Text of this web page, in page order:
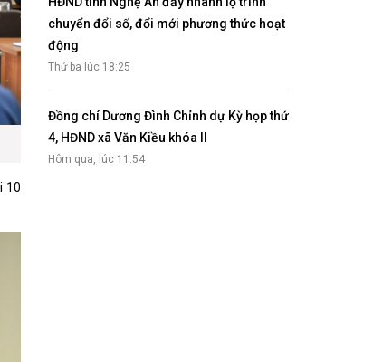
10
chuyển đổi số, đổi mới phương thức hoạt
động
Thứ ba lúc 18:25
Đồng chí Dương Đình Chỉnh dự Kỳ họp thứ
4, HĐND xã Văn Kiều khóa II
Hôm qua, lúc 11:54